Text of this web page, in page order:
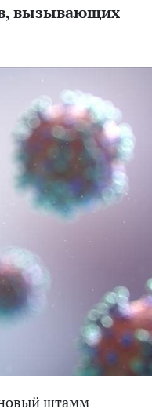
вызывающих
новый штамм